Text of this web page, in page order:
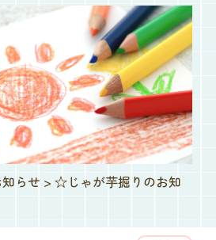
らせ > ☆じゃが芋掘りのお知